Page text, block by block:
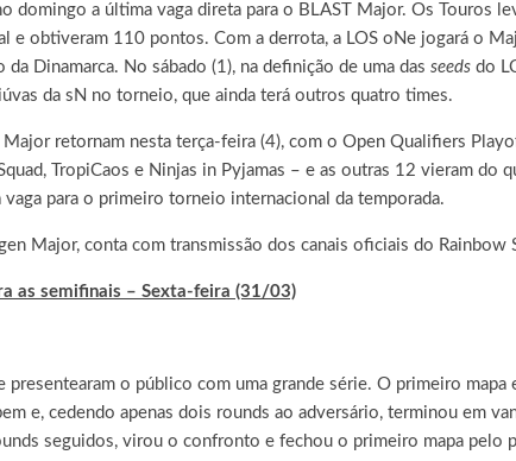
a última vaga direta para o BLAST Major. Os Touros
e obtiveram 110 pontos. Com a derrota, a LOS oNe jogará o
Dinamarca. No sábado (1), na definição de uma das seeds do
da sN no torneio, que ainda terá outros quatro times.
retornam nesta terça-feira (4), com o Open Qualifiers
TropiCaos e Ninjas in Pyjamas – e as outras 12 vieram do
para o primeiro torneio internacional da temporada.
Major, conta com transmissão dos canais oficiais do Rainbow
as semifinais – Sexta-feira (31/03)
o público com uma grande série. O primeiro
e, cedendo apenas dois rounds ao adversário, terminou em
seguidos, virou o confronto e fechou o primeiro mapa pelo